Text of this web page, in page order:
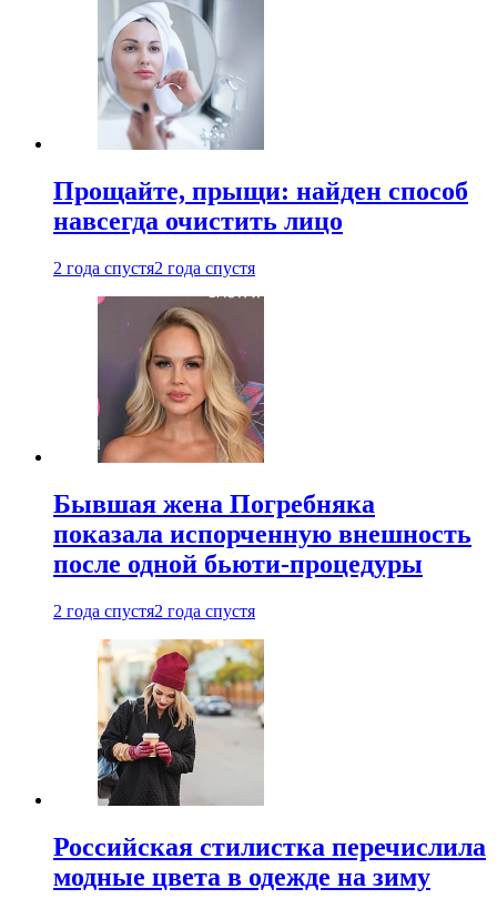
Прощайте, прыщи: найден способ
навсегда очистить лицо
2 года спустя2 года спустя
Бывшая жена Погребняка
показала испорченную внешность
после одной бьюти-процедуры
2 года спустя2 года спустя
Российская стилистка перечислила
модные цвета в одежде на зиму